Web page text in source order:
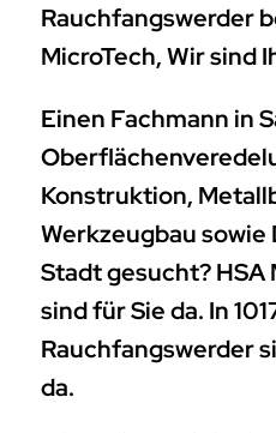
Rauchfangswerder
MicroTech, Wir sind
Einen Fachmann in
Konstruktion,
Werkzeugbau
Stadt gesucht? HSA
sind für Sie da. In
Rauchfangswerder
da.